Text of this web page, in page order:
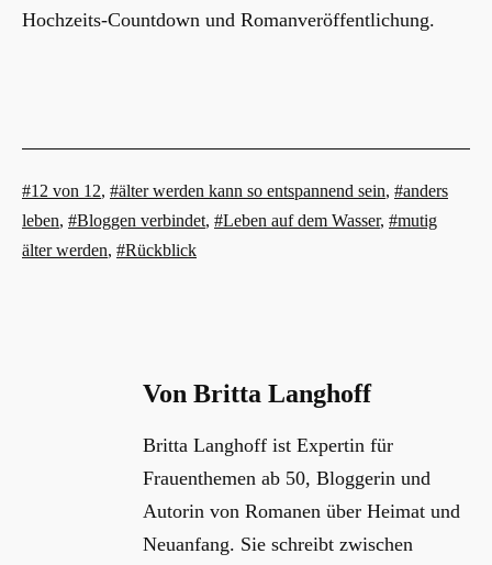
Hochzeits-Countdown und Romanveröffentlichung.
Verschlagwortet
mit
12 von 12, älter werden kann so entspannend sein,
anders
leben, Bloggen verbindet, Leben auf dem Wasser,
mutig
älter werden, Rückblick
Von Britta Langhoff
Britta Langhoff ist Expertin für
Frauenthemen ab 50, Bloggerin und
Autorin von Romanen über Heimat und
Neuanfang. Sie schreibt zwischen